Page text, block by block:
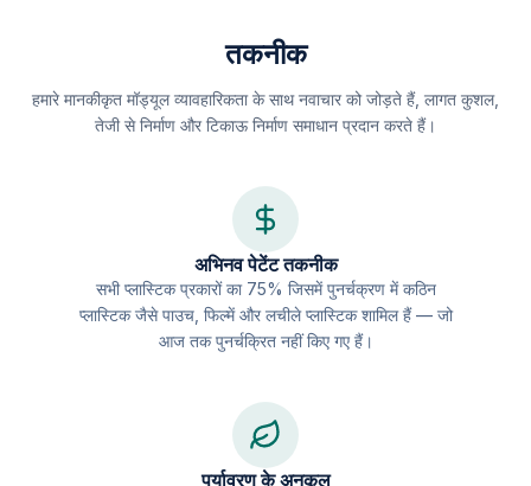
तकनीक
हमारे मानकीकृत मॉड्यूल व्यावहारिकता के साथ नवाचार को जोड़ते हैं, लागत कुशल,
तेजी से निर्माण और टिकाऊ निर्माण समाधान प्रदान करते हैं।
अभिनव पेटेंट तकनीक
सभी प्लास्टिक प्रकारों का 75% जिसमें पुनर्चक्रण में कठिन
प्लास्टिक जैसे पाउच, फिल्में और लचीले प्लास्टिक शामिल हैं — जो
आज तक पुनर्चक्रित नहीं किए गए हैं।
पर्यावरण के अनुकूल